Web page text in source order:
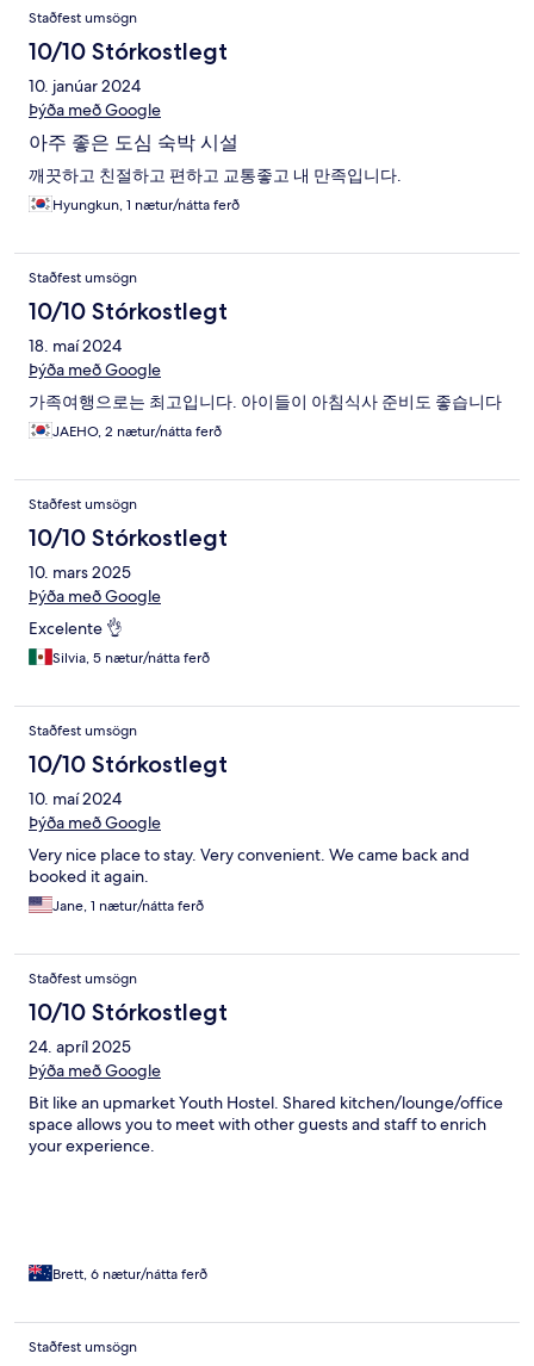
Staðfest umsögn
10/10 Stórkostlegt
10. janúar 2024
Þýða með Google
아주 좋은 도심 숙박 시설
깨끗하고 친절하고 편하고 교통좋고 내 만족입니다.
Hyungkun, 1 nætur/nátta ferð
Staðfest umsögn
10/10 Stórkostlegt
18. maí 2024
Þýða með Google
가족여행으로는 최고입니다. 아이들이 아침식사 준비도 좋습니다
JAEHO, 2 nætur/nátta ferð
Staðfest umsögn
10/10 Stórkostlegt
10. mars 2025
Þýða með Google
Excelente 👌
Silvia, 5 nætur/nátta ferð
Staðfest umsögn
10/10 Stórkostlegt
10. maí 2024
Þýða með Google
Very nice place to stay. Very convenient. We came back and
booked it again.
Jane, 1 nætur/nátta ferð
Staðfest umsögn
10/10 Stórkostlegt
24. apríl 2025
Þýða með Google
Bit like an upmarket Youth Hostel. Shared kitchen/lounge/office
space allows you to meet with other guests and staff to enrich
your experience.
Brett, 6 nætur/nátta ferð
Staðfest umsögn